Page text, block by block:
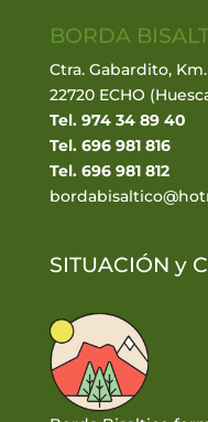
BORDA
Ctra. Gabardito, Km.
22720 ECHO
Tel. 974 34 89 40
Tel. 696 981 816
Tel. 696 981 812
SITUACIÓN y